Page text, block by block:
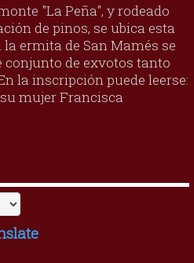
"La Peña", y rodeado
de pinos, se ubica esta
ermita de San Mamés se
de exvotos tanto
la inscripción puede leerse:
mujer Francisca